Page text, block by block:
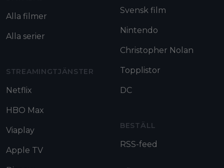
Alla filmer
Alla serier
STREAMINGTJÄNSTER
Netflix
HBO Max
Viaplay
Apple TV
Svensk film
Nintendo
Christopher Nolan
Topplistor
DC
BESTÄLL
RSS-feed